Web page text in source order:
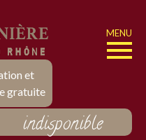
et
gratuite
MENU
indisponible